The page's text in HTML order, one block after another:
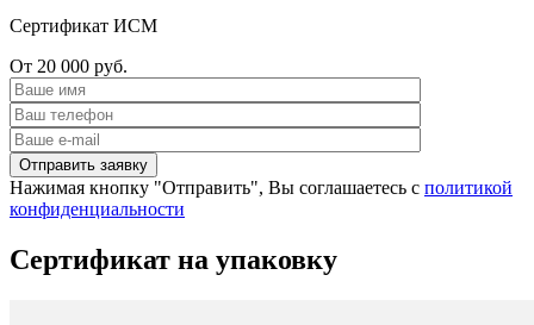
Сертификат ИСМ
От 20 000 руб.
Нажимая кнопку "Отправить", Вы соглашаетесь с политикой
конфиденциальности
Сертификат на упаковку